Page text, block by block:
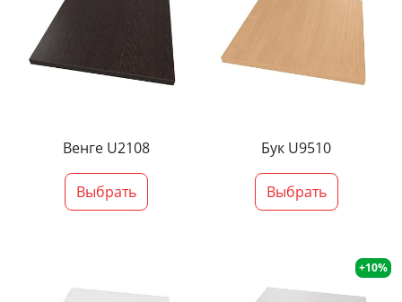
Венге U2108
Выбрать
Бук U9510
Выбрать
+10%